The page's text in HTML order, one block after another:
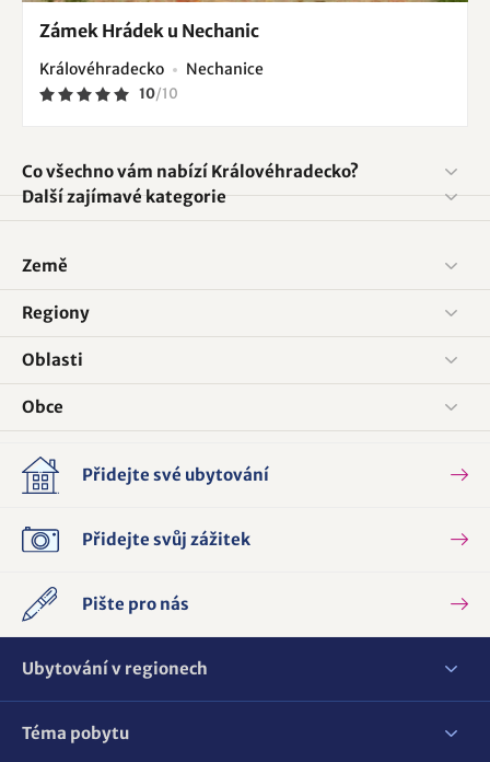
Zámek Hrádek u Nechanic
Královéhradecko Nechanice
10/10
Co všechno vám nabízí Královéhradecko?
Další zajímavé kategorie
Země
Regiony
Oblasti
Obce
Přidejte své ubytování
Přidejte svůj zážitek
Pište pro nás
Ubytování v regionech
Téma pobytu